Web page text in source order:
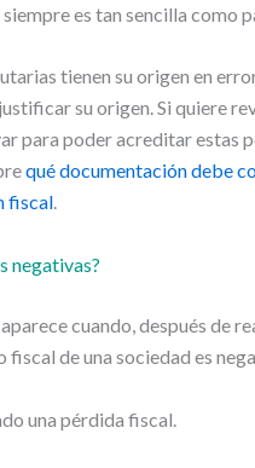
es tan sencilla como
tienen su origen en
su origen. Si quiere
para poder acreditar estas
qué documentación debe
fiscal.
negativas?
cuando, después de
de una sociedad es
una pérdida fiscal.